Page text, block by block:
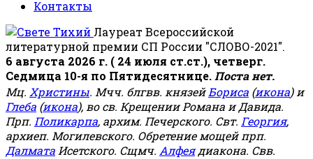
Контакты
Лауреат Всероссийской
литературной премии СП России "СЛОВО-2021".
6 августа 2026 г. ( 24 июля ст.ст.), четверг.
Седмица 10-я по Пятидесятнице. Поста нет.
Мц. Христины. Мчч. блгвв. князейБориса (икона) и
Глеба (икона), во св. Крещении Романа и Давида.
Прп. Поликарпа, архим. Печерского. Свт. Георгия,
архиеп. Могилевского. Обретение мощей прп.
Далмата Исетского. Сщмч. Алфеядиакона. Свв.